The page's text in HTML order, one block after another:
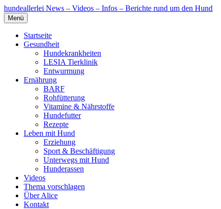
hundeallerlei News – Videos – Infos – Berichte rund um den Hund
Menü
Startseite
Gesundheit
Hundekrankheiten
LESIA Tierklinik
Entwurmung
Ernährung
BARF
Rohfütterung
Vitamine & Nährstoffe
Hundefutter
Rezepte
Leben mit Hund
Erziehung
Sport & Beschäftigung
Unterwegs mit Hund
Hunderassen
Videos
Thema vorschlagen
Über Alice
Kontakt